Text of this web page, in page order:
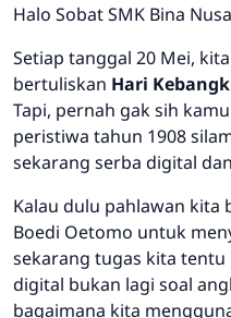
Halo Sobat SMK Bina
Setiap tanggal 20 Mei,
bertuliskan Hari
Tapi, pernah gak sih
peristiwa tahun 1908
sekarang serba digital
Kalau dulu pahlawan kita
Boedi Oetomo untuk
sekarang tugas kita
digital bukan lagi soal
bagaimana kita